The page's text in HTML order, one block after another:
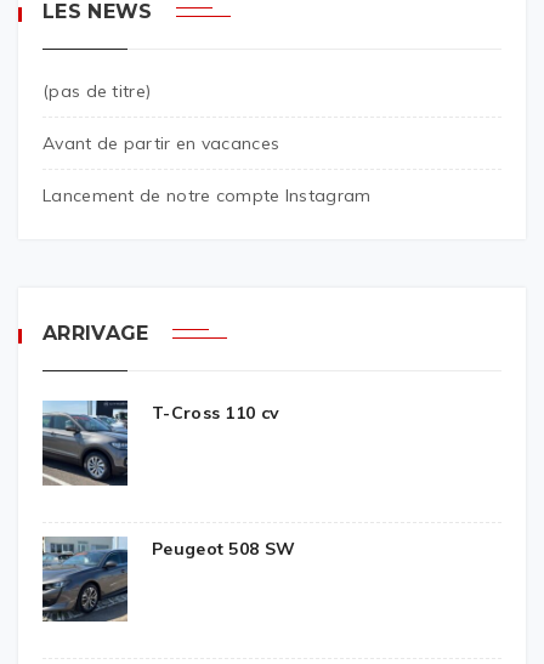
LES NEWS
(pas de titre)
Avant de partir en vacances
Lancement de notre compte Instagram
ARRIVAGE
T-Cross 110 cv
Peugeot 508 SW